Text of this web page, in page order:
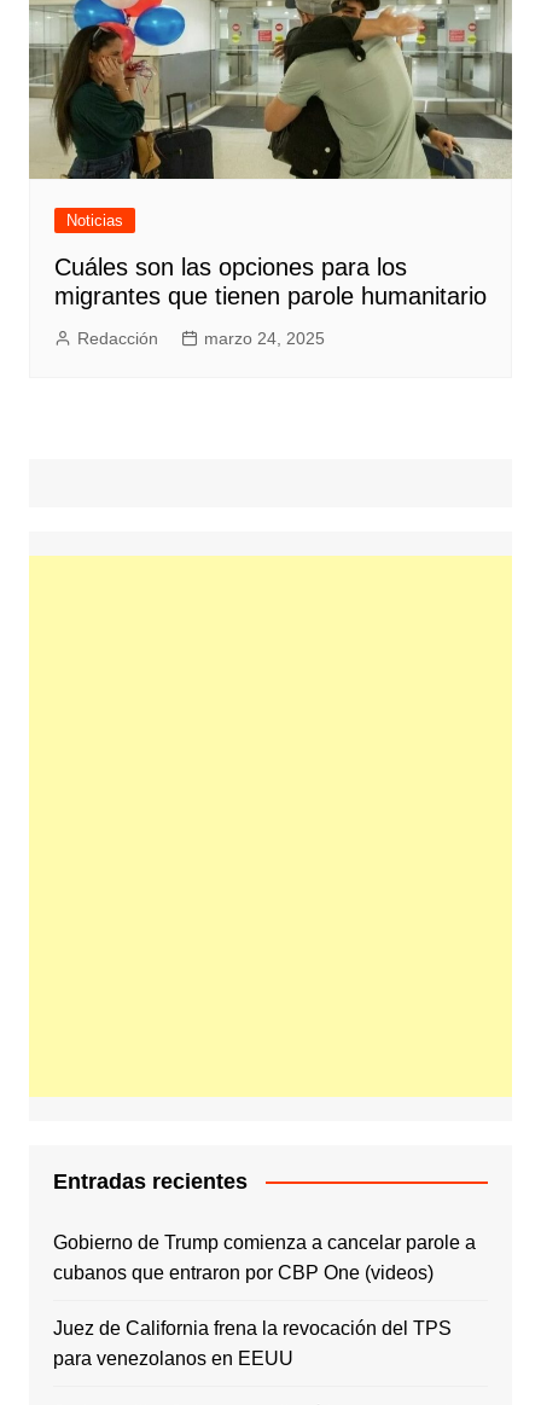
Noticias
Cuáles son las opciones para los
migrantes que tienen parole humanitario
Redacción marzo 24, 2025
Entradas recientes
Gobierno de Trump comienza a cancelar parole a
cubanos que entraron por CBP One (videos)
Juez de California frena la revocación del TPS
para venezolanos en EEUU